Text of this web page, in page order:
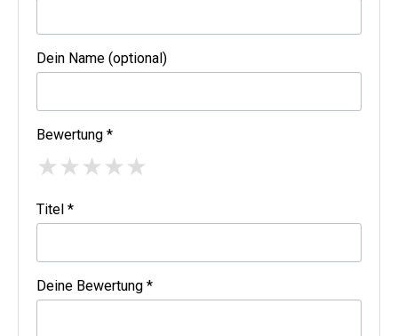
Dein Name (optional)
Bewertung *
★★★★★
Titel *
Deine Bewertung *